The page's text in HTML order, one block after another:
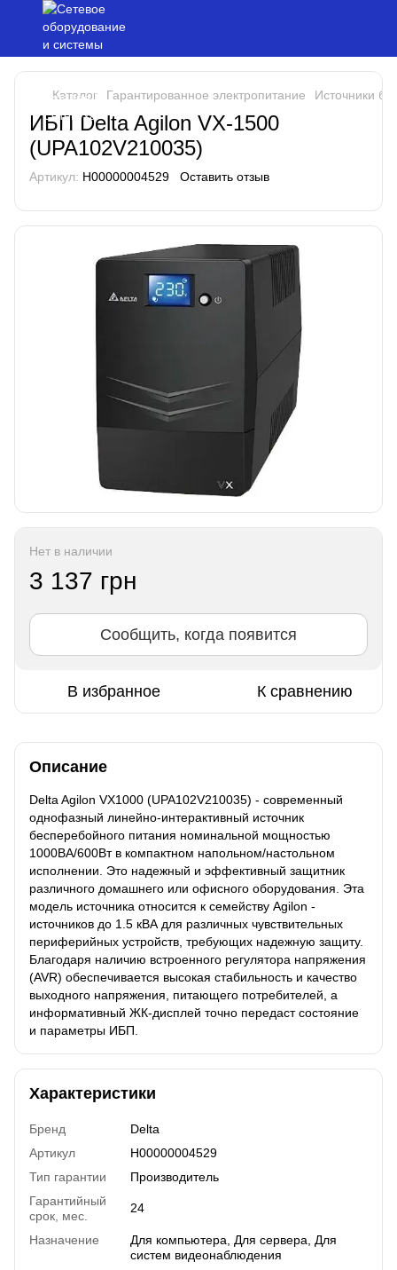
Каталог Гарантированное электропитание Источники
ИБП Delta Agilon VX-1500
(UPA102V210035)
Артикул: H00000004529 Оставить отзыв
Нет в наличии
3 137 грн
Сообщить, когда появится
В избранное К сравнению
Описание
Delta Agilon VX1000 (UPA102V210035) - современный
однофазный линейно-интерактивный источник
бесперебойного питания номинальной мощностью
1000ВА/600Вт в компактном напольном/настольном
исполнении. Это надежный и эффективный защитник
различного домашнего или офисного оборудования. Эта
модель источника относится к семейству Agilon -
источников до 1.5 кВА для различных чувствительных
периферийных устройств, требующих надежную защиту.
Благодаря наличию встроенного регулятора напряжения
(AVR) обеспечивается высокая стабильность и качество
выходного напряжения, питающего потребителей, а
информативный ЖК-дисплей точно передаст состояние
и параметры ИБП.
Характеристики
Бренд
Delta
Артикул
H00000004529
Тип гарантии
Производитель
Гарантийный
срок, мес.
24
Назначение Для компьютера Для сервера
Для
систем видеонаблюдения